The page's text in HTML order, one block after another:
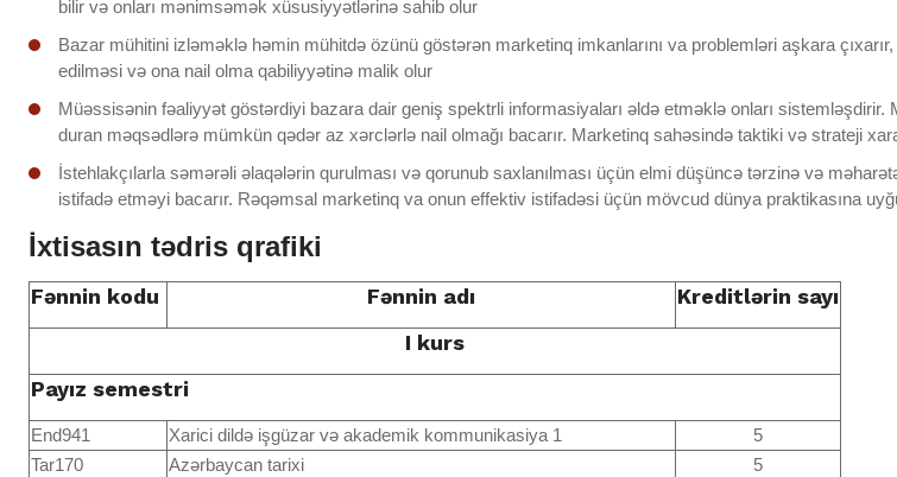
bilir və onları mənimsəmək xüsusiyyətlərinə sahib olur
Bazar mühitini izləməklə həmin mühitdə özünü göstərən marketinq imkanlarını va problemləri aşkara
edilməsi və ona nail olma qabiliyyətinə malik olur
Müəssisənin fəaliyyət göstərdiyi bazara dair geniş spektrli informasiyaları əldə etməklə onları
duran məqsədlərə mümkün qədər az xərclərlə nail olmağı bacarır. Marketinq sahəsində taktiki və strateji
İstehlakçılarla səmərəli əlaqələrin qurulması və qorunub saxlanılması üçün elmi düşüncə tərzinə və
istifadə etməyi bacarır. Rəqəmsal marketinq va onun effektiv istifadəsi üçün mövcud dünya praktikasına
İxtisasın tədris qrafiki
Fənnin kodu Fənnin adı
Kreditlərin sayı
I kurs
Payız semestri
End941 Xarici dildə işgüzar və akademik kommunikasiya 1
5
Tar170
Azərbaycan tarixi
5